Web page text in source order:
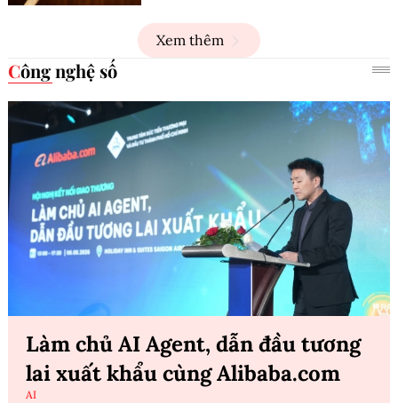
Xem thêm
Công nghệ số
Làm chủ AI Agent, dẫn đầu tương
lai xuất khẩu cùng Alibaba.com
AI